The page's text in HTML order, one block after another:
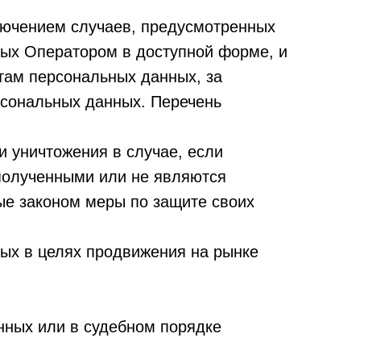
случаев, предусмотренных
Оператором в доступной форме, и
персональных данных, за
данных. Перечень
уничтожения в случае, если
или не являются
законом меры по защите своих
в целях продвижения на рынке
или в судебном порядке